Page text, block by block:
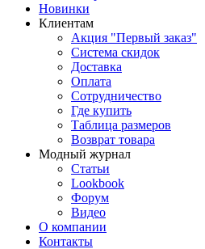
Новинки
Клиентам
Акция "Первый заказ"
Система скидок
Доставка
Оплата
Сотрудничество
Где купить
Таблица размеров
Возврат товара
Модный журнал
Статьи
Lookbook
Форум
Видео
О компании
Контакты